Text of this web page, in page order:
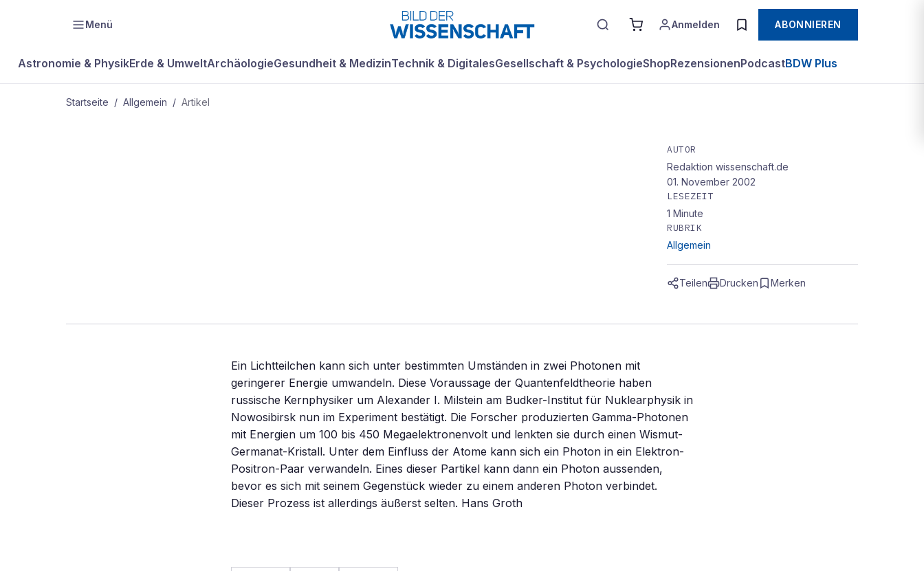
Menü Anmelden ABONNIEREN
Astronomie & PhysikErde & UmweltArchäologieGesundheit & MedizinTechnik & DigitalesGesellschaft & PsychologieShopRezensionenPodcastBDW Plus
Startseite / Allgemein / Artikel
AUTOR
Redaktion wissenschaft.de
01. November 2002
LESEZEIT
1 Minute
RUBRIK
Allgemein
Teilen Drucken Merken
Ein Lichtteilchen kann sich unter bestimmten Umständen in zwei Photonen mit
geringerer Energie umwandeln. Diese Voraussage der Quantenfeldtheorie haben
russische Kernphysiker um Alexander I. Milstein am Budker-Institut für Nuklearphysik in
Nowosibirsk nun im Experiment bestätigt. Die Forscher produzierten Gamma-Photonen
mit Energien um 100 bis 450 Megaelektronenvolt und lenkten sie durch einen Wismut-
Germanat-Kristall. Unter dem Einfluss der Atome kann sich ein Photon in ein Elektron-
Positron-Paar verwandeln. Eines dieser Partikel kann dann ein Photon aussenden,
bevor es sich mit seinem Gegenstück wieder zu einem anderen Photon verbindet.
Dieser Prozess ist allerdings äußerst selten. Hans Groth